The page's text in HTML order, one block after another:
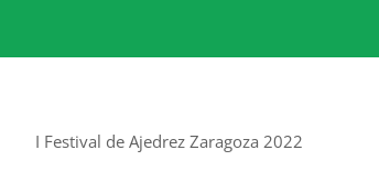
I Festival de Ajedrez Zaragoza 2022